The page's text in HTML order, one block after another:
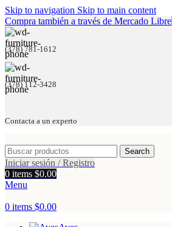
Skip to navigation Skip to main content
Compra también a través de Mercado Libre
(378) 781-1612
(378) 112-3428
Contacta a un experto
Search
Iniciar sesión / Registro
0 items $0.00
Menu
0 items $0.00